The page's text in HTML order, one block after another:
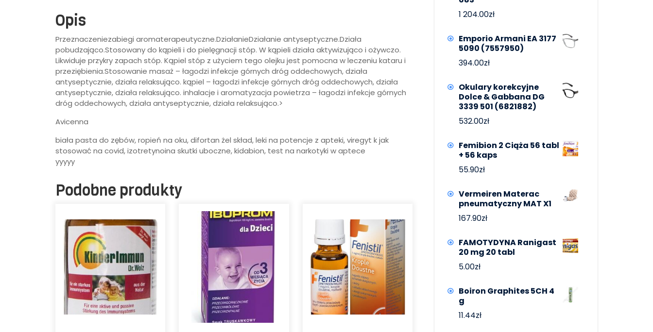
Opis
Przeznaczeniezabiegi aromaterapeutyczne.DziałanieDziałanie antyseptyczne.Działa
pobudzająco.Stosowany do kąpieli i do pielęgnacji stóp. W kąpieli działa aktywizująco i ożywczo.
Likwiduje przykry zapach stóp. Kąpiel stóp z użyciem tego olejku jest pomocna w leczeniu kataru i
przeziębienia.Stosowanie masaż – łagodzi infekcje górnych dróg oddechowych, działa
antyseptycznie, działa relaksująco. kąpiel – łagodzi infekcje górnych dróg oddechowych, działa
antyseptycznie, działa relaksująco. inhalacje i aromatyzacja powietrza – łagodzi infekcje górnych
dróg oddechowych, działa antyseptycznie, działa relaksująco.>
Avicenna
biała pasta do zębów, ropień na oku, difortan żel skład, leki na potencje z apteki, viregyt k jak
stosować na covid, izotretynoina skutki uboczne, kidabion, test na narkotyki w aptece
yyyyy
Podobne produkty
1 204.00zł
Emporio Armani EA 3177
5090 (7557950)
394.00zł
Okulary korekcyjne
Dolce & Gabbana DG
3339 501 (6821882)
532.00zł
Femibion 2 Ciąża 56 tabl
+ 56 kaps
55.90zł
Vermeiren Materac
pneumatyczny MAT X1
167.90zł
FAMOTYDYNA Ranigast
20 mg 20 tabl
5.00zł
Boiron Graphites 5CH 4
g
11.44zł